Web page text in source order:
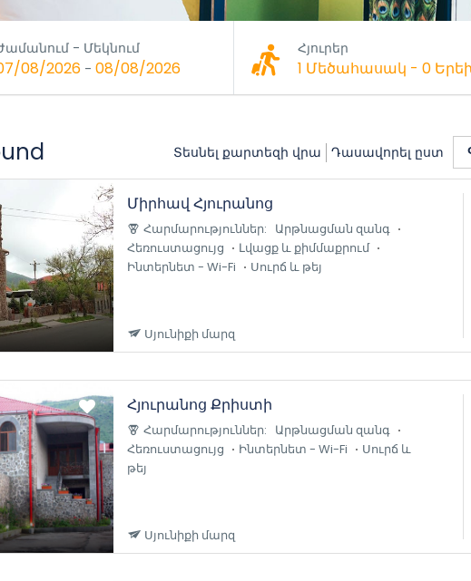
- Մեկնում
08/2026 - 08/08/2026
Հյուրեր
1 Մեծահասակ - 0
Տեսնել քարտեզի վրա Դասավորել ըստ
Միրհավ Հյուրանոց
Հարմարություններ: Արթնացման զանգ
Հեռուստացույց
Լվացք և քիմմաքրում
Ինտերնետ - Wi-Fi
Սուրճ և թեյ
Սյունիքի մարզ
Հյուրանոց Քրիստի
Հարմարություններ: Արթնացման զանգ
Հեռուստացույց
Ինտերնետ - Wi-Fi
Սուրճ և
թեյ
Սյունիքի մարզ